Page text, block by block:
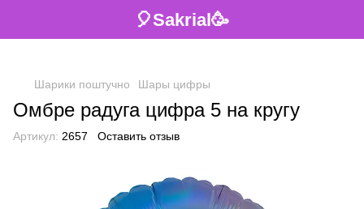
🎈Sakrial🥳
Шарики поштучно Шары цифры
Омбре радуга цифра 5 на кругу
Артикул: 2657 Оставить отзыв